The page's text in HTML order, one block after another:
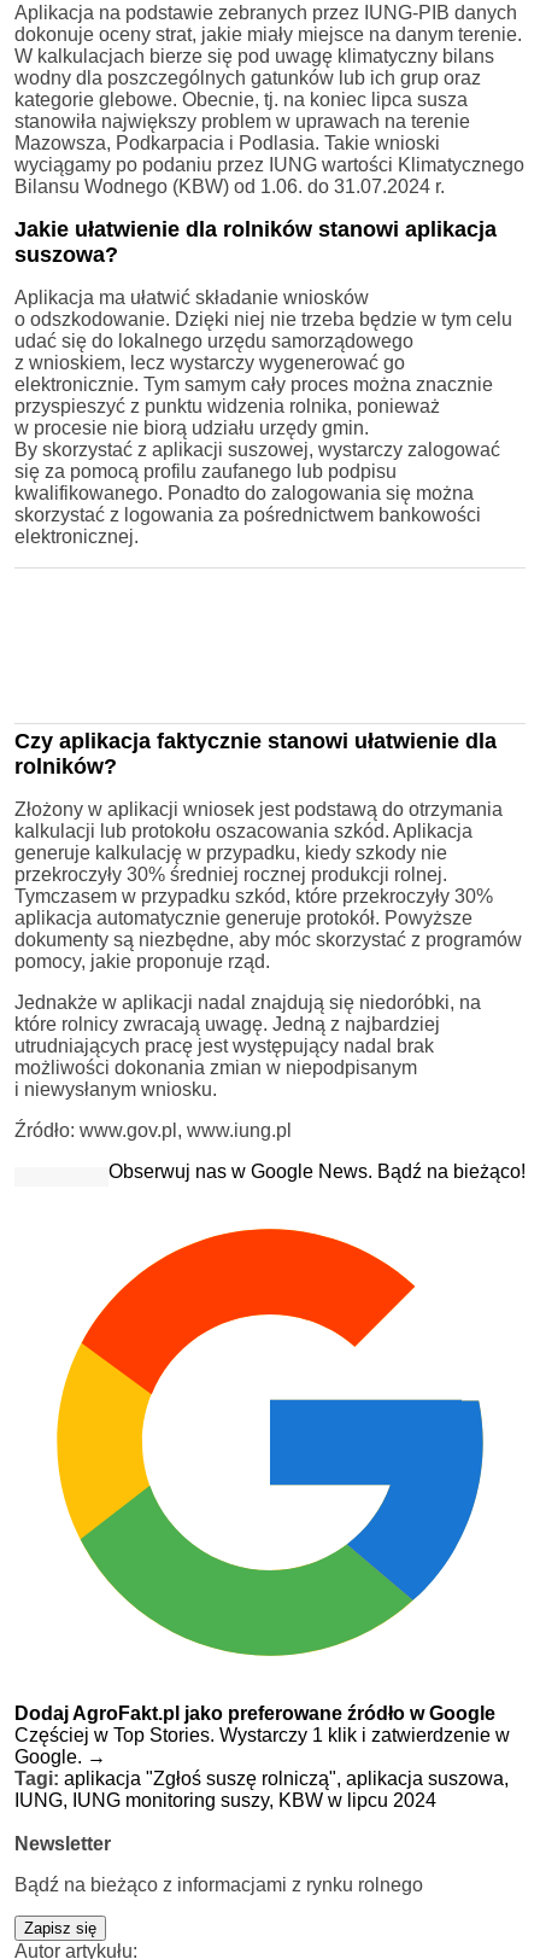
Aplikacja na podstawie zebranych przez IUNG-PIB danych
dokonuje oceny strat, jakie miały miejsce na danym terenie.
W kalkulacjach bierze się pod uwagę klimatyczny bilans
wodny dla poszczególnych gatunków lub ich grup oraz
kategorie glebowe. Obecnie, tj. na koniec lipca susza
stanowiła największy problem w uprawach na terenie
Mazowsza, Podkarpacia i Podlasia. Takie wnioski
wyciągamy po podaniu przez IUNG wartości Klimatycznego
Bilansu Wodnego (KBW) od 1.06. do 31.07.2024 r.
Jakie ułatwienie dla rolników stanowi aplikacja
suszowa?
Aplikacja ma ułatwić składanie wniosków
o odszkodowanie. Dzięki niej nie trzeba będzie w tym celu
udać się do lokalnego urzędu samorządowego
z wnioskiem, lecz wystarczy wygenerować go
elektronicznie. Tym samym cały proces można znacznie
przyspieszyć z punktu widzenia rolnika, ponieważ
w procesie nie biorą udziału urzędy gmin.
By skorzystać z aplikacji suszowej, wystarczy zalogować
się za pomocą profilu zaufanego lub podpisu
kwalifikowanego. Ponadto do zalogowania się można
skorzystać z logowania za pośrednictwem bankowości
elektronicznej.
Czy aplikacja faktycznie stanowi ułatwienie dla
rolników?
Złożony w aplikacji wniosek jest podstawą do otrzymania
kalkulacji lub protokołu oszacowania szkód. Aplikacja
generuje kalkulację w przypadku, kiedy szkody nie
przekroczyły 30% średniej rocznej produkcji rolnej.
Tymczasem w przypadku szkód, które przekroczyły 30%
aplikacja automatycznie generuje protokół. Powyższe
dokumenty są niezbędne, aby móc skorzystać z programów
pomocy, jakie proponuje rząd.
Jednakże w aplikacji nadal znajdują się niedoróbki, na
które rolnicy zwracają uwagę. Jedną z najbardziej
utrudniających pracę jest występujący nadal brak
możliwości dokonania zmian w niepodpisanym
i niewysłanym wniosku.
Źródło: www.gov.pl, www.iung.pl
Obserwuj nas w Google News. Bądź na bieżąco!
Dodaj AgroFakt.pl jako preferowane źródło w Google
Częściej w Top Stories. Wystarczy 1 klik i zatwierdzenie w
Google. →
Tagi: aplikacja "Zgłoś suszę rolniczą", aplikacja suszowa,
IUNG, IUNG monitoring suszy, KBW w lipcu 2024
Newsletter
Bądź na bieżąco z informacjami z rynku rolnego
Zapisz się
Autor artykułu: